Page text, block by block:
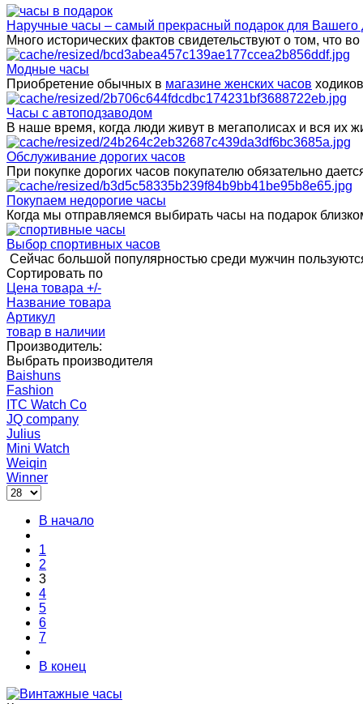
Наручные часы – самый прекрасный подарок для Вашего
Много исторических фактов свидетельствуют о том, что
Модные часы
Приобретение обычных в магазине женских часов
Часы с автоподзаводом
В наше время, когда люди живут в мегаполисах и вся
Обслуживание дорогих часов
При покупке дорогих часов покупателю обязательно
Покупаем недорогие часы
Когда мы отправляемся выбирать часы на подарок
Выбор спортивных часов
Сейчас большой популярностью среди мужчин
Сортировать по
Цена товара +/-
Название товара
Артикул
товар в наличии
Производитель:
Выбрать производителя
Baishuns
Fashion
ITC Watch Co
JQ company
Julius
Mini Watch
Weiqin
Winner
В начало
1
2
3
4
5
6
7
В конец